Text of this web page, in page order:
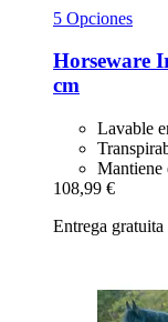
5 Opciones
Horseware
cm
Lavable
Mantiene
108,99 €
Entrega gratuita